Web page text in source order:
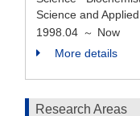
Science and
1998.04 ～ Now
More details
Research Areas